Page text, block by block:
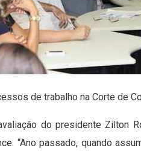
de trabalho na Corte de
do presidente Zilton
“Ano passado, quando